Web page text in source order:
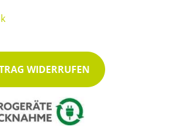
WIDERRUFEN